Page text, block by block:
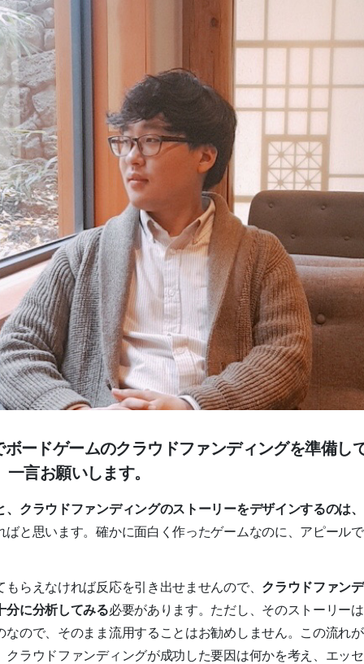
ードゲームのクラウドファンディングを準備し
言お願いします。
、クラウドファンディングのストーリーをデザインするのは
ばと思います。確かに面白く作ったゲームなのに、アピール
らえなければ反応を引き出せませんので、 クラウドファン
分に分析してみる必要があります。ただし、そのストーリー
なので、そのまま流用することはお勧めしません。この流れ
クラウドファンディングが成功した要因は何かを考え、エッ